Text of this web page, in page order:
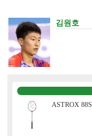
김원호
ASTROX 88S